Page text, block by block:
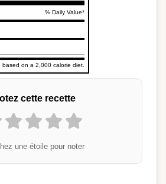
% Daily Value*
based on a 2,000 calorie diet.
cette recette
une étoile pour noter